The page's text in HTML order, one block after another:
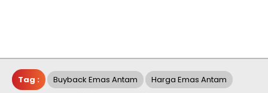
Tag : Buyback Emas Antam Harga Emas Antam